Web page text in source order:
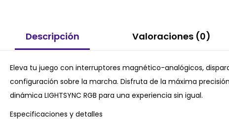
Descripción Valoraciones (0)
Eleva tu juego con interruptores magnético-analógicos,
configuración sobre la marcha. Disfruta de la máxima
dinámica LIGHTSYNC RGB para una experiencia sin igual.
Especificaciones y detalles